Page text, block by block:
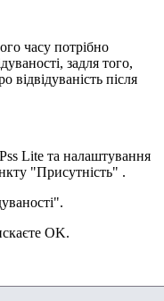
часу потрібно
задля того,
після
Lite та налаштування
"Присутність" .
OK.